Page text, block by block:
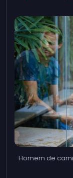
Homem de